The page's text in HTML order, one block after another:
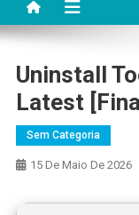
Uninstall
Latest
Sem Categoria
15 De Maio De 2026